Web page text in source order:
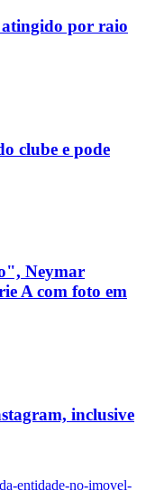
por raio
clube e pode
Neymar
A com foto em
inclusive